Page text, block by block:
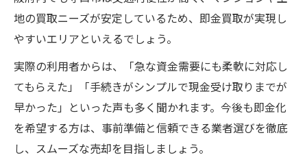
地の買取ニーズが安定しているため、即金買取が実現し
やすいエリアといえるでしょう。
実際の利用者からは、「急な資金需要にも柔軟に対応し
てもらえた」「手続きがシンプルで現金受け取りまでが
早かった」といった声も多く聞かれます。今後も即金化
を希望する方は、事前準備と信頼できる業者選びを徹底
し、スムーズな売却を目指しましょう。